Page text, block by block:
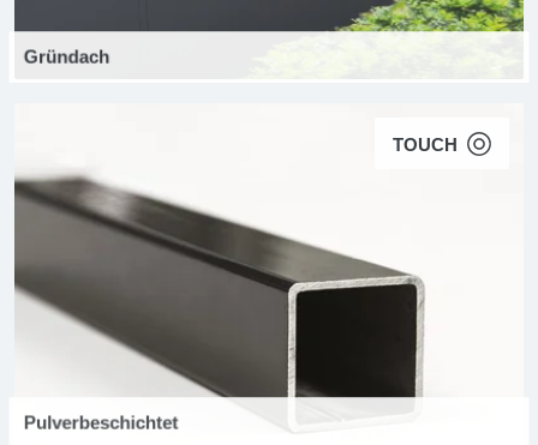
Gründach
TOUCH
Pulverbeschichtet